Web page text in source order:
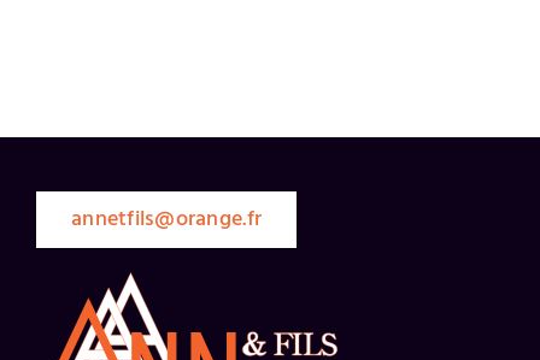
annetfils@orange.fr